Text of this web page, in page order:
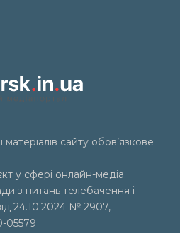
сайту обов’язкове
у сфері онлайн-медіа.
з питань телебачення і
24.10.2024 № 2907,
05579